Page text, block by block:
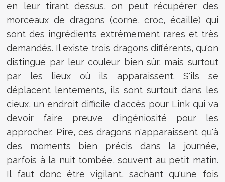
en leur tirant dessus, on peut récupérer des
morceaux de dragons (corne, croc, écaille) qui
sont des ingrédients extrêmement rares et très
demandés. Il existe trois dragons différents, qu'on
distingue par leur couleur bien sûr, mais surtout
par les lieux où ils apparaissent. S'ils se
déplacent lentements, ils sont surtout dans les
cieux, un endroit difficile d'accès pour Link qui va
devoir faire preuve d'ingéniosité pour les
approcher. Pire, ces dragons n'apparaissent qu'à
des moments bien précis dans la journée,
parfois à la nuit tombée, souvent au petit matin.
Il faut donc être vigilant, sachant qu'une fois